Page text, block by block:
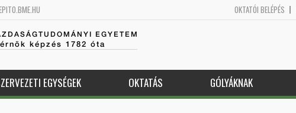
OKTATÓI BELÉPÉS
EGYETEM
képzés 1782 óta
EGYSÉGEK OKTATÁS GÓLYÁKNAK